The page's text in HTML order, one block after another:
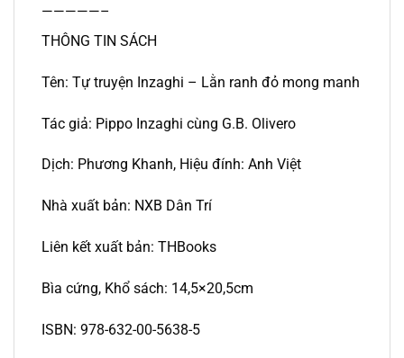
—————–
THÔNG TIN SÁCH
Tên: Tự truyện Inzaghi – Lằn ranh đỏ mong manh
Tác giả: Pippo Inzaghi cùng G.B. Olivero
Dịch: Phương Khanh, Hiệu đính: Anh Việt
Nhà xuất bản: NXB Dân Trí
Liên kết xuất bản: THBooks
Bìa cứng, Khổ sách: 14,5×20,5cm
ISBN: 978-632-00-5638-5